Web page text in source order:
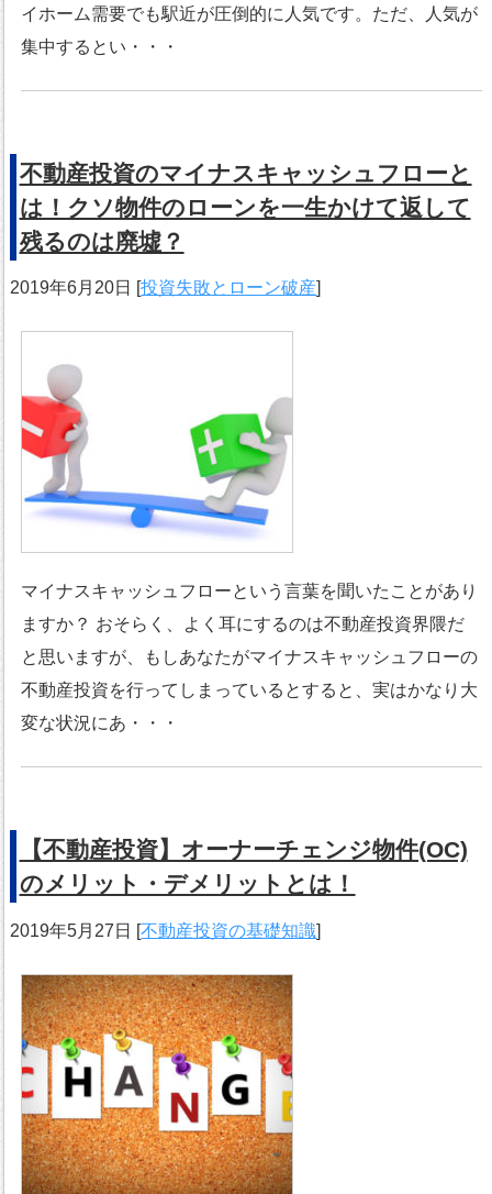
イホーム需要でも駅近が圧倒的に人気です。ただ、人気が
集中するとい・・・
不動産投資のマイナスキャッシュフローと
は！クソ物件のローンを一生かけて返して
残るのは廃墟？
2019年6月20日 [投資失敗とローン破産]
マイナスキャッシュフローという言葉を聞いたことがあり
ますか？ おそらく、よく耳にするのは不動産投資界隈だ
と思いますが、もしあなたがマイナスキャッシュフローの
不動産投資を行ってしまっているとすると、実はかなり大
変な状況にあ・・・
【不動産投資】オーナーチェンジ物件(OC)
のメリット・デメリットとは！
2019年5月27日 [不動産投資の基礎知識]